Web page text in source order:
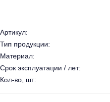
Артикул:
Тип продукции:
Материал:
Срок эксплуатации / лет:
Кол-во, шт: